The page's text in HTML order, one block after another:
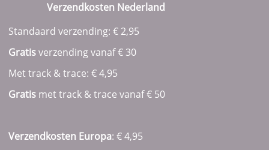
Verzendkosten Nederland
Standaard verzending: € 2,95
Gratisverzending vanaf € 30
Met track & trace: € 4,95
Gratis met track & trace vanaf€ 50
Verzendkosten Europa: € 4,95